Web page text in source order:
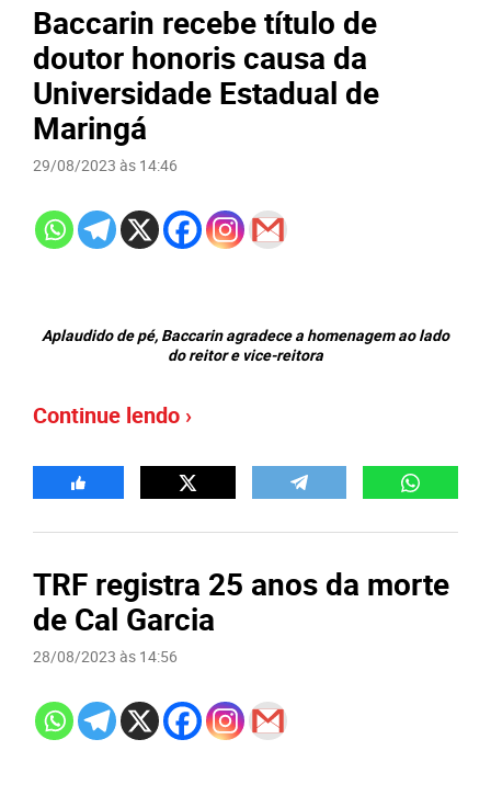
Baccarin recebe título de
doutor honoris causa da
Universidade Estadual de
Maringá
29/08/2023 às 14:46
Aplaudido de pé, Baccarin agradece a homenagem ao lado
do reitor e vice-reitora
Continue lendo ›
TRF registra 25 anos da morte
de Cal Garcia
28/08/2023 às 14:56